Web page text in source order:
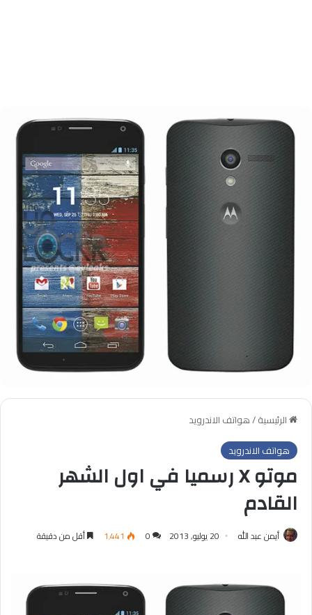
الرئيسية/هواتف الاندرويد
هواتف الاندرويد
موتو X رسميا في اول الشهر
القادم
أيمن عبد الله 20 يوليو, 2013 0 1٬441 أقل من دقيقة